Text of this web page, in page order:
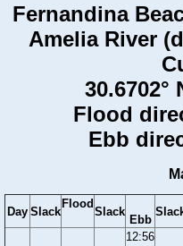
Fernandina
Amelia River
30.6702°
Flood
Ebb
Day Slack
Flood
Slack
Ebb
12:56